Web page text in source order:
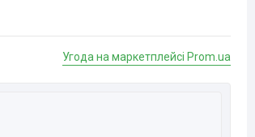
Угода на маркетплейсі Prom.ua